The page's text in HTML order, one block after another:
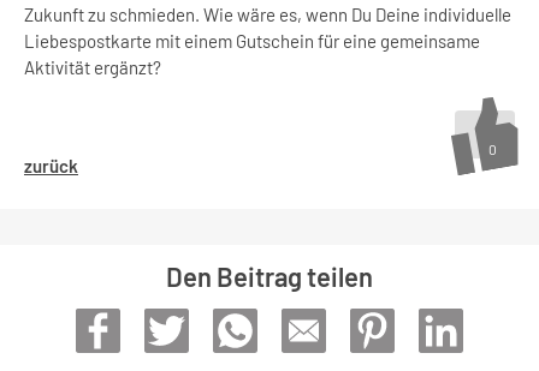
Zukunft zu schmieden. Wie wäre es, wenn Du Deine individuelle
Liebespostkarte mit einem Gutschein für eine gemeinsame
Aktivität ergänzt?
0
zurück
Den Beitrag teilen